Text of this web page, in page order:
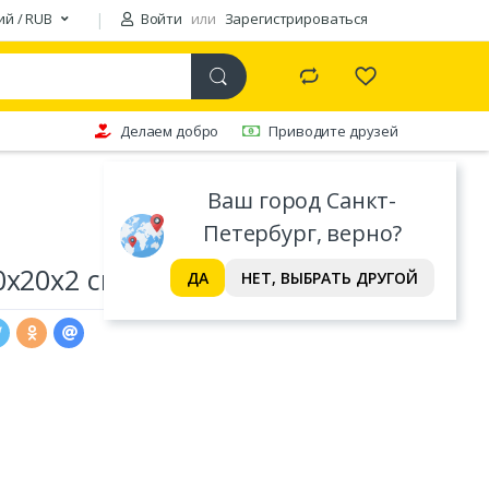
/ RUB Войти или Зарегистрироваться
Ваш город Санкт-
Петербург, верно?
ДА НЕТ, ВЫБРАТЬ ДРУГОЙ
Делаем добро Приводите друзей
см)